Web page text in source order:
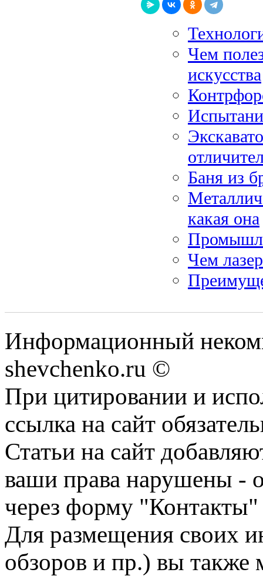
Чем
искусства
Баня из
какая она
Чем
Информационный
shevchenko.ru ©
При цитировании и
ссылка на сайт
Статьи на сайт
ваши права нарушены -
через форму "Контакты"
Для размещения своих
обзоров и пр.) вы также